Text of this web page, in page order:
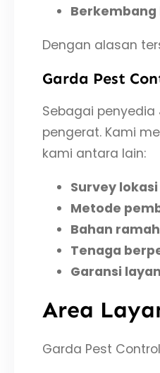
Dengan alasan
Garda Pest
Sebagai penyedia
pengerat. Kami
kami antara lain:
Survey
Metode
Bahan
Tenaga
Garansi
Area
Garda Pest